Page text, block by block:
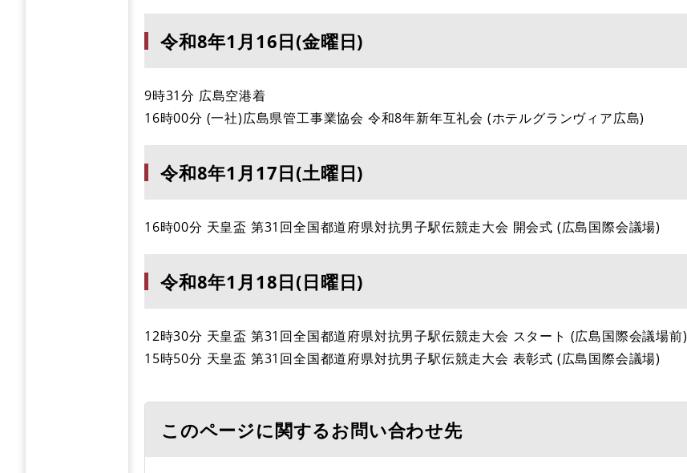
令和8年1月16日(金曜日)
9時31分 広島空港着
16時00分 (一社)広島県管工事業協会 令和8年新年互礼会 (ホテルグランヴィア広島)
令和8年1月17日(土曜日)
16時00分 天皇盃 第31回全国都道府県対抗男子駅伝競走大会 開会式 (広島国際会議場)
令和8年1月18日(日曜日)
12時30分 天皇盃 第31回全国都道府県対抗男子駅伝競走大会 スタート (広島国際会議場前)
15時50分 天皇盃 第31回全国都道府県対抗男子駅伝競走大会 表彰式 (広島国際会議場)
このページに関するお問い合わせ先